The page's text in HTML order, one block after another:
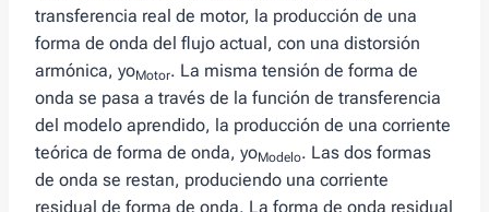
transferencia real de motor, la producción de una
forma de onda del flujo actual, con una distorsión
armónica, yoMotor. La misma tensión de forma de
onda se pasa a través de la función de transferencia
del modelo aprendido, la producción de una corriente
teórica de forma de onda, yoModelo. Las dos formas
de onda se restan, produciendo una corriente
residual de forma de onda. La forma de onda residual